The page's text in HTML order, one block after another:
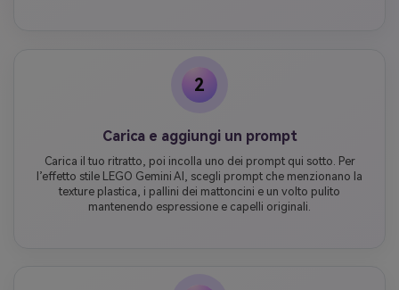
2
Carica e aggiungi un prompt
Carica il tuo ritratto, poi incolla uno dei prompt qui sotto. Per
l’effetto stile LEGO Gemini AI, scegli prompt che menzionano la
texture plastica, i pallini dei mattoncini e un volto pulito
mantenendo espressione e capelli originali.